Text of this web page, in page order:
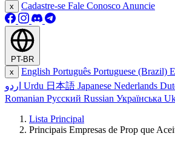
x Cadastre-se Fale Conosco Anuncie
PT-BR
x
English Português Portuguese (Brazil)
اردو Urdu 日本語 Japanese Nederlands
Romanian Русский Russian Українська
Lista Principal
Principais Empresas de Prop que